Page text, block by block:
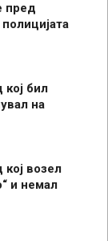
пред
бил
на
возел
и немал